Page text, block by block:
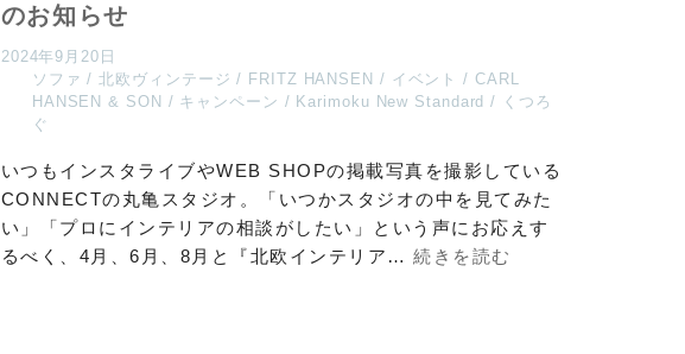
のお知らせ
2024年9月20日
ソファ
北欧ヴィンテージ FRITZ HANSEN イベント
CARL
HANSEN & SON
キャンペーン Karimoku New Standard
くつろ
ぐ
いつもインスタライブやWEB SHOPの掲載写真を撮影している
CONNECTの丸亀スタジオ。「いつかスタジオの中を見てみた
い」「プロにインテリアの相談がしたい」という声にお応えす
るべく、4月、6月、8月と『北欧インテリア… 続きを読む